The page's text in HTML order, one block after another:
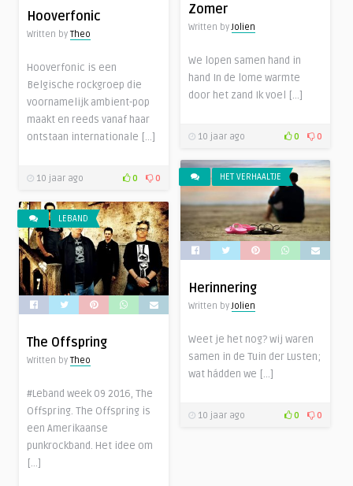
Zomer
Written byJolien
We lopen samen hand in
hand In de lome warmte
door het zand Ik voel […]
10 jaar ago 0 0
Hooverfonic
Written by Theo
Hooverfonic is een
Belgische rockgroep die
voornamelijk ambient-pop
maakt en reeds vanaf haar
ontstaan internationale […]
10 jaar ago 0 0 HET VERHAALTJE
Herinnering
Written byJolien
Weet je het nog? wij waren
samen in de Tuin der Lusten;
wat hádden we […]
10 jaar ago 0 0
LEBAND
The Offspring
Written by Theo
#Leband week 09 2016, The
Offspring. The Offspring is
een Amerikaanse
punkrockband. Het idee om
[…]